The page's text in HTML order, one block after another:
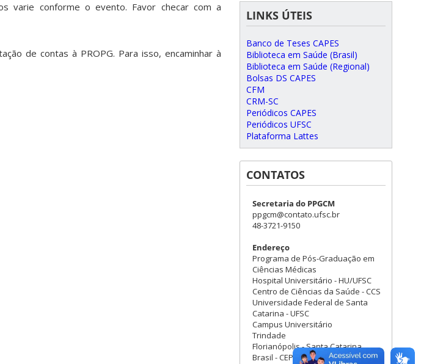
varie conforme o evento. Favor checar com a
de contas à PROPG. Para isso, encaminhar à
LINKS ÚTEIS
Banco de Teses CAPES
Biblioteca em Saúde (Brasil)
Biblioteca em Saúde (Regional)
Bolsas DS CAPES
CFM
CRM-SC
Periódicos CAPES
Periódicos UFSC
Plataforma Lattes
CONTATOS
Secretaria do PPGCM
ppgcm@contato.ufsc.br
48-3721-9150
Endereço
Programa de Pós-Graduação em
Ciências Médicas
Hospital Universitário - HU/UFSC
Centro de Ciências da Saúde - CCS
Universidade Federal de Santa
Catarina - UFSC
Campus Universitário
Trindade
Florianópolis - Santa Catarina
Brasil - CEP: 88040-970